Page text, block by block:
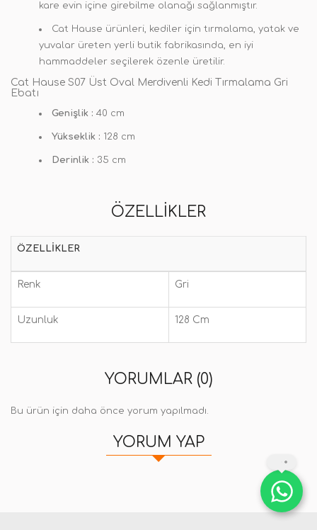
kare evin içine girebilme olanağı sağlanmıştır.
Cat Hause ürünleri, kediler için tırmalama, yatak ve
yuvalar üreten yerli butik fabrikasında, en iyi
hammaddeler seçilerek özenle üretilir.
Cat Hause S07 Üst Oval Merdivenli Kedi Tırmalama Gri
Ebatı
Genişlik : 40 cm
Yükseklik : 128 cm
Derinlik : 35 cm
ÖZELLIKLER
ÖZELLIKLER
Renk Gri
Uzunluk 128 Cm
YORUMLAR (0)
Bu ürün için daha önce yorum yapılmadı.
YORUM YAP